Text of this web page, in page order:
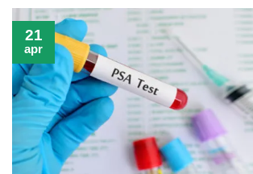
21
apr